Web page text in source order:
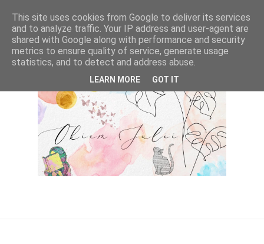
This site uses cookies from Google to deliver its services
and to analyze traffic. Your IP address and user-agent are
shared with Google along with performance and security
metrics to ensure quality of service, generate usage
statistics, and to detect and address abuse.
LEARN MORE GOT IT